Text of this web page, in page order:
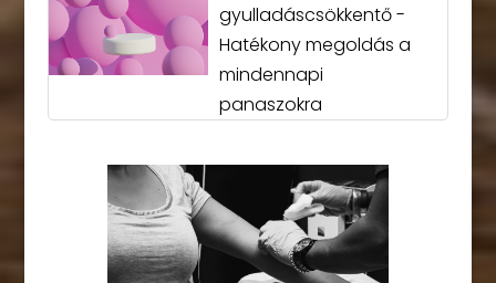
gyulladáscsökkentő -
Hatékony megoldás a
mindennapi
panaszokra